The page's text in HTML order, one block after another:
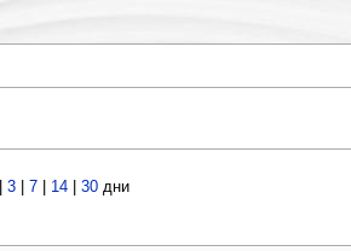
3| 7| 14| 30дни